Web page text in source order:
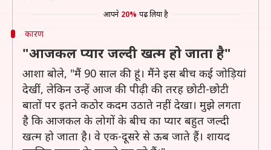
आपने 20% पढ़ लिया है
कारण
"आजकल प्यार जल्दी खत्म हो जाता है"
आशा बोले, "मैं 90 साल की हूं। मैंने इस बीच कई जोड़ियां
देखीं, लेकिन उन्हें आज की पीढ़ी की तरह छोटी-छोटी
बातों पर इतने कठोर कदम उठाते नहीं देखा। मुझे लगता
है कि आजकल के लोगों के बीच का प्यार बहुत जल्दी
खत्म हो जाता है। वे एक-दूसरे से ऊब जाते हैं। शायद